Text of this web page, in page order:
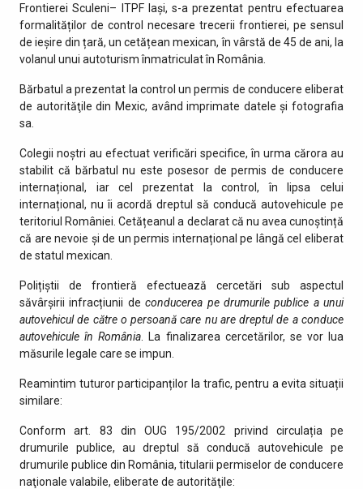
Frontierei Sculeni– ITPF Iași, s-a prezentat pentru efectuarea
formalităților de control necesare trecerii frontierei, pe sensul
de ieșire din țară, un cetățean mexican, în vârstă de 45 de ani, la
volanul unui autoturism înmatriculat în România.
Bărbatul a prezentat la control un permis de conducere eliberat
de autorităţile din Mexic, având imprimate datele și fotografia
sa.
Colegii noștri au efectuat verificări specifice, în urma cărora au
stabilit că bărbatul nu este posesor de permis de conducere
internațional, iar cel prezentat la control, în lipsa celui
internațional, nu îi acordă dreptul să conducă autovehicule pe
teritoriul României. Cetățeanul a declarat că nu avea cunoștință
că are nevoie și de un permis internațional pe lângă cel eliberat
de statul mexican.
Polițiștii de frontieră efectuează cercetări sub aspectul
săvârșirii infracțiunii deconducerea pe drumurile publice a unui
autovehicul de către o persoană care nu are dreptul de a conduce
autovehicule în România . La finalizarea cercetărilor, se vor lua
măsurile legale care se impun.
Reamintim tuturor participanților la trafic, pentru a evita situații
similare:
Conform art. 83 din OUG 195/2002 privind circulația pe
drumurile publice, au dreptul să conducă autovehicule pe
drumurile publice din România, titularii permiselor de conducere
naţionale valabile, eliberate de autorităţile: